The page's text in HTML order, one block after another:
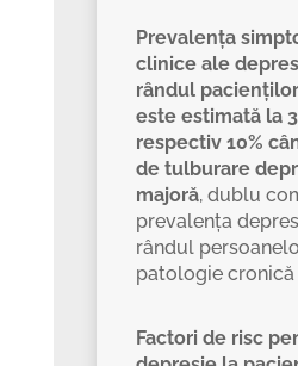
Prevalența
clinice ale
rândul
este estimată la
respectiv 10%
de tulburare
majoră, dublu
prevalența
rândul
patologie cronică
Factori de risc